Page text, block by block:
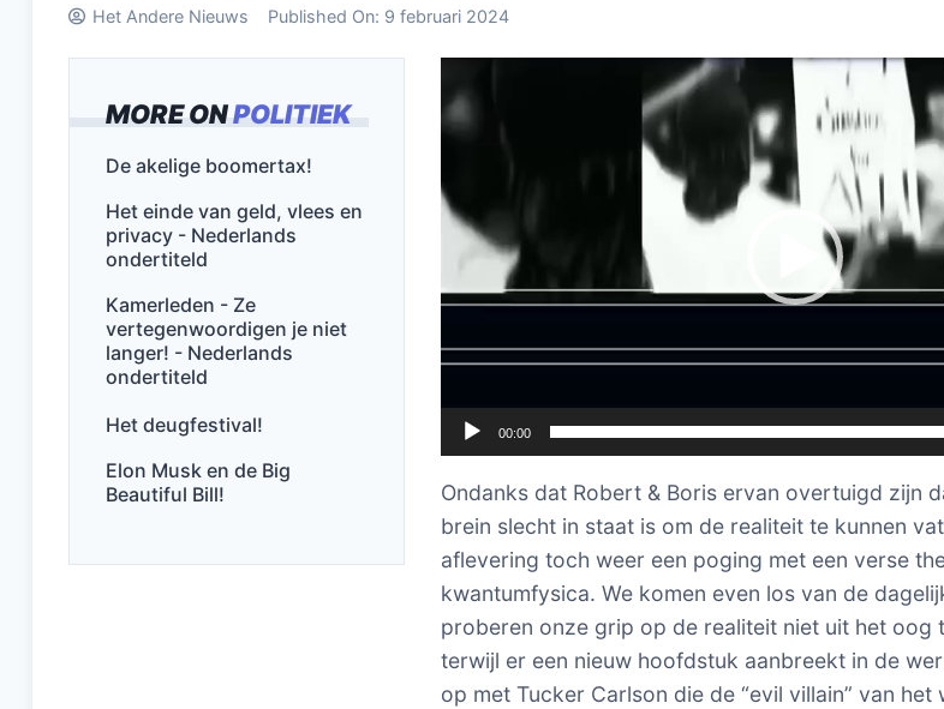
Het Andere Nieuws Published On: 9 februari 2024
MORE ONPOLITIEK
De akelige boomertax!
Het einde van geld, vlees en
privacy - Nederlands
ondertiteld
Kamerleden - Ze
vertegenwoordigen je niet
langer! - Nederlands
ondertiteld
Het deugfestival!
Elon Musk en de Big
Beautiful Bill!
00:00
Ondanks dat Robert & Boris ervan overtuigd zijn
brein slecht in staat is om de realiteit te kunnen
aflevering toch weer een poging met een verse
kwantumfysica. We komen even los van de
proberen onze grip op de realiteit niet uit het oog
terwijl er een nieuw hoofdstuk aanbreekt in de
op met Tucker Carlson die de “evil villain” van het